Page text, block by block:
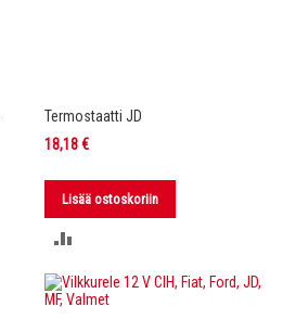
Termostaatti JD
18,18 €
Lisää ostoskoriin
VERTAILUUN